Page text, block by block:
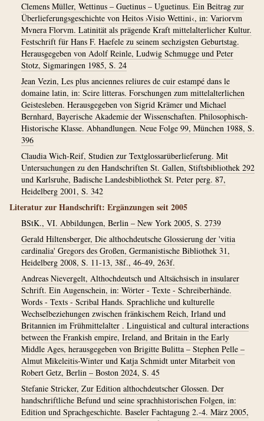
Clemens Müller, Wettinus – Guetinus – Uguetinus. Ein Beitrag zur
Überlieferungsgeschichte von Heitos ›Visio Wettini‹, in: Variorvm
Mvnera Florvm. Latinität als prägende Kraft mittelalterlicher Kultur.
Festschrift für Hans F. Haefele zu seinem sechzigsten Geburtstag.
Herausgegeben von Adolf Reinle, Ludwig Schmugge und Peter
Stotz, Sigmaringen 1985, S. 24
Jean Vezin, Les plus anciennes reliures de cuir estampé dans le
domaine latin, in: Scire litteras. Forschungen zum mittelalterlichen
Geistesleben. Herausgegeben von Sigrid Krämer und Michael
Bernhard, Bayerische Akademie der Wissenschaften. Philosophisch-
Historische Klasse. Abhandlungen. Neue Folge 99, München 1988, S.
396
Claudia Wich-Reif, Studien zur Textglossarüberlieferung. Mit
Untersuchungen zu den Handschriften St. Gallen, Stiftsbibliothek 292
und Karlsruhe, Badische Landesbibliothek St. Peter perg. 87,
Heidelberg 2001, S. 342
Literatur zur Handschrift: Ergänzungen seit 2005
BStK., VI. Abbildungen, Berlin – New York 2005, S. 2739
Gerald Hiltensberger, Die althochdeutsche Glossierung der 'vitia
cardinalia' Gregors des Großen, Germanistische Bibliothek 31,
Heidelberg 2008, S. 11-13, 38f., 46-49, 263f.
Andreas Nievergelt, Althochdeutsch und Altsächsisch in insularer
Schrift. Ein Augenschein, in: Wörter - Texte - Schreiberhände.
Words - Texts - Scribal Hands. Sprachliche und kulturelle
Wechselbeziehungen zwischen fränkischem Reich, Irland und
Britannien im Frühmittelalter . Linguistical and cultural interactions
between the Frankish empire, Ireland, and Britain in the Early
Middle Ages, herausgegeben von Brigitte Bulitta – Stephen Pelle –
Almut Mikeleitis-Winter und Katja Schmidt unter Mitarbeit von
Robert Getz, Berlin – Boston 2024, S. 45
Stefanie Stricker, Zur Edition althochdeutscher Glossen. Der
handschriftliche Befund und seine sprachhistorischen Folgen, in:
Edition und Sprachgeschichte. Baseler Fachtagung 2.-4. März 2005,